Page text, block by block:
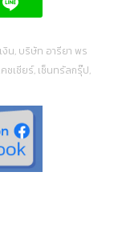
งิน, บริษัท อารียา พร
ชเชียร์, เซ็นทรัลกรุ๊ป,